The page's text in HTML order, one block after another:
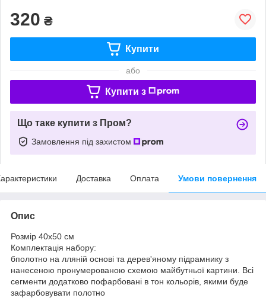
320 ₴
Купити
або
Купити з
Що таке купити з Пром?
Замовлення під захистом
Доставка Оплата Умови повернення
Опис
Розмір 40x50 см
Комплектація набору:
бполотно на лляній основі та дерев'яному підрамнику з
нанесеною пронумерованою схемою майбутньої картини. Всі
сегменти додатково пофарбовані в тон кольорів, якими буде
зафарбовувати полотно